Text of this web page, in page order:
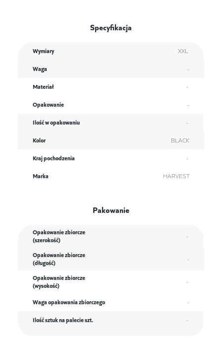
Specyfikacja
Wymiary XXL
Waga -
Materiał -
Opakowanie -
Ilość w opakowaniu -
Kolor BLACK
Kraj pochodzenia -
Marka HARVEST
Pakowanie
Opakowanie zbiorcze
(szerokość)
-
Opakowanie zbiorcze
(długość)
-
Opakowanie zbiorcze
(wysokość)
-
Waga opakowania zbiorczego -
Ilość sztuk na palecie szt. -